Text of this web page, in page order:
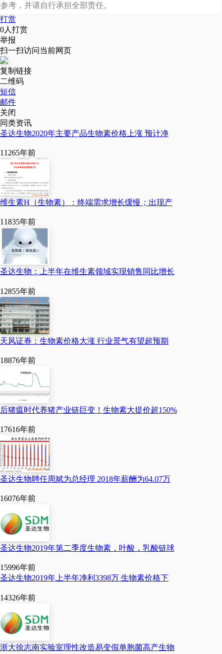
参考，并请自行承担全部责任。
打赏
0人打赏
举报
扫一扫访问当前网页
复制链接
二维码
短信
邮件
关闭
同类资讯
圣达生物2020年主要产品生物素价格上涨 预计净
11265年前
维生素H（生物素）：终端需求增长缓慢；出现产
11835年前
圣达生物：上半年在维生素领域实现销售同比增长
12855年前
天风证券：生物素价格大涨 行业景气有望超预期
18876年前
后猪瘟时代养猪产业链巨变！生物素大提价超150%
17616年前
圣达生物聘任周斌为总经理 2018年薪酬为64.07万
16076年前
圣达生物2019年第二季度生物素，叶酸，乳酸链球
15996年前
圣达生物2019年上半年净利3398万 生物素价格下
14326年前
浙大徐志南实验室理性改造易变假单胞菌高产生物